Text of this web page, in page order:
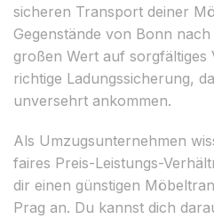
sicheren Transport deiner
Gegenstände von Bonn
großen Wert auf sorgfältiges
richtige Ladungssicherung,
unversehrt ankommen.
Als Umzugsunternehmen
faires Preis-Leistungs-
dir einen günstigen
Prag an. Du kannst dich